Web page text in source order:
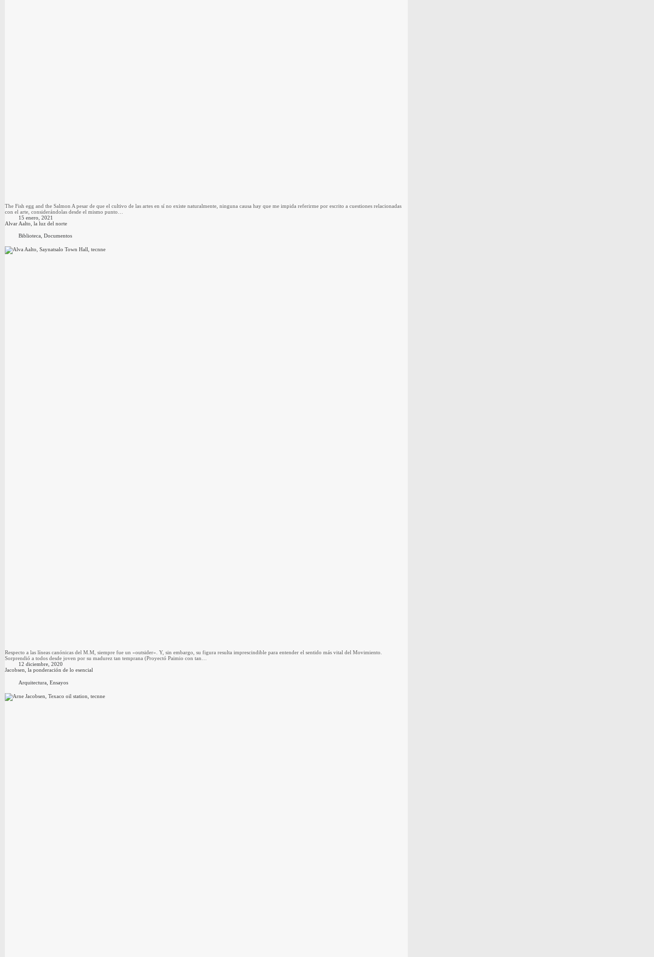
The Fish egg and the Salmon A pesar de que el cultivo de las artes en sí no existe naturalmente, ninguna causa hay que me impida referirme por escrito a cuestiones relacionadas
con el arte, considerándolas desde el mismo punto…
15 enero, 2021
Alvar Aalto, la luz del norte
Biblioteca, Documentos
Respecto a las líneas canónicas del M.M, siempre fue un «outsider». Y, sin embargo, su figura resulta imprescindible para entender el sentido más vital del Movimiento.
Sorprendió a todos desde joven por su madurez tan temprana (Proyectó Paimio con tan…
12 diciembre, 2020
Jacobsen, la ponderación de lo esencial
Arquitectura, Ensayos